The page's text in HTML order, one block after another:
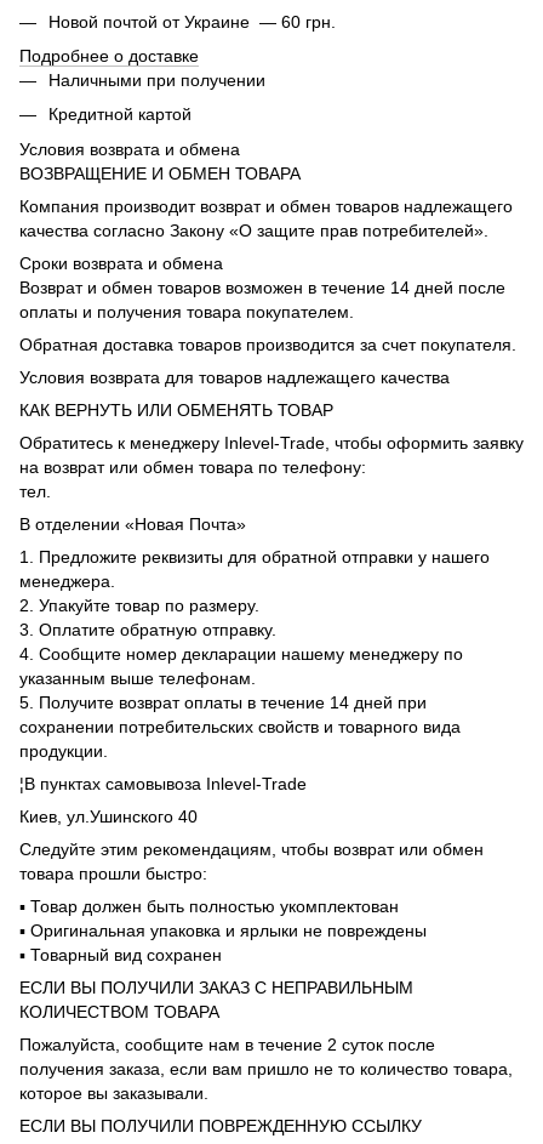
Новой почтой от Украине — 60 грн.
Подробнее о доставке
Наличными при получении
Кредитной картой
Условия возврата и обмена
ВОЗВРАЩЕНИЕ И ОБМЕН ТОВАРА
Компания производит возврат и обмен товаров надлежащего
качества согласно Закону «О защите прав потребителей».
Сроки возврата и обмена
Возврат и обмен товаров возможен в течение 14 дней после
оплаты и получения товара покупателем.
Обратная доставка товаров производится за счет покупателя.
Условия возврата для товаров надлежащего качества
КАК ВЕРНУТЬ ИЛИ ОБМЕНЯТЬ ТОВАР
Обратитесь к менеджеру Inlevel-Trade, чтобы оформить заявку
на возврат или обмен товара по телефону:
тел.
В отделении «Новая Почта»
1. Предложите реквизиты для обратной отправки у нашего
менеджера.
2. Упакуйте товар по размеру.
3. Оплатите обратную отправку.
4. Сообщите номер декларации нашему менеджеру по
указанным выше телефонам.
5. Получите возврат оплаты в течение 14 дней при
сохранении потребительских свойств и товарного вида
продукции.
¦В пунктах самовывоза Inlevel-Trade
Киев, ул.Ушинского 40
Следуйте этим рекомендациям, чтобы возврат или обмен
товара прошли быстро:
▪️ Товар должен быть полностью укомплектован
▪️ Оригинальная упаковка и ярлыки не повреждены
▪️ Товарный вид сохранен
ЕСЛИ ВЫ ПОЛУЧИЛИ ЗАКАЗ С НЕПРАВИЛЬНЫМ
КОЛИЧЕСТВОМ ТОВАРА
Пожалуйста, сообщите нам в течение 2 суток после
получения заказа, если вам пришло не то количество товара,
которое вы заказывали.
ЕСЛИ ВЫ ПОЛУЧИЛИ ПОВРЕЖДЕННУЮ ССЫЛКУ